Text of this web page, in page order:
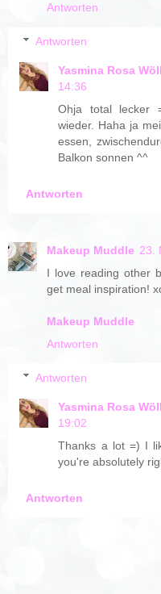
Antworten
Antworten
Yasmina Rosa
14:36
Ohja total lecker
wieder. Haha ja
essen,
Balkon sonnen ^^
Antworten
Makeup Muddle 23.
I love reading other
get meal inspiration!
Makeup Muddle
Antworten
Antworten
Yasmina Rosa
19:02
Thanks a lot =) I
you're absolutely
Antworten